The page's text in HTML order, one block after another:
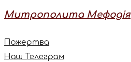
Митрополита Мефодія
Пожертва
Наш Телеграм